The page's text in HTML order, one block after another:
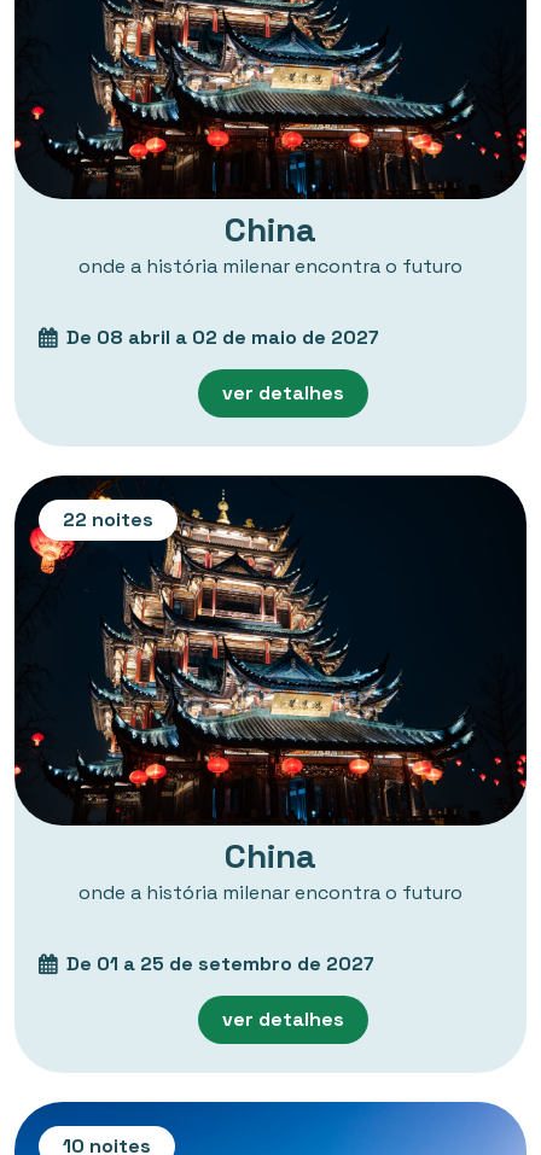
China
onde a história milenar encontra o futuro
De 08 abril a 02 de maio de 2027
ver detalhes
22 noites
China
onde a história milenar encontra o futuro
De 01 a 25 de setembro de 2027
ver detalhes
10 noites